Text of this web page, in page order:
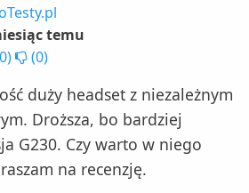
temu
0) (0)
duży headset z niezależnym
Droższa, bo bardziej
G230. Czy warto w niego
na recenzję.